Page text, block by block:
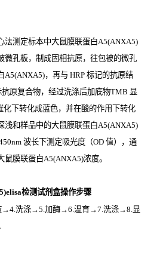
法测定标本中大鼠膜联蛋白A5(ANXA5)
微孔板，制成固相抗原，往包被的微孔
A5(ANXA5)，再与 HRP 标记的抗原结
抗原复合物，经过洗涤后加底物TMB 显
化下转化成蓝色，并在酸的作用下转化
浅和样品中的大鼠膜联蛋白A5(ANXA5)
波长下测定吸光度（OD 值），通
鼠膜联蛋白A5(ANXA5)浓度。
检测试剂盒操作步骤
→4.洗涤→5.加酶→6.温育→7.洗涤→8.显